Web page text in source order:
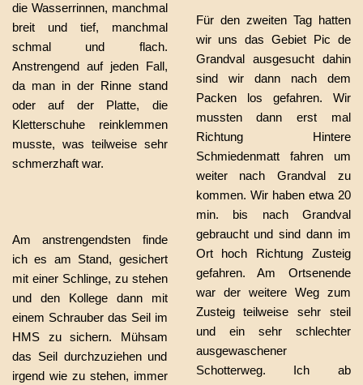
die Wasserrinnen, manchmal
breit und tief, manchmal
schmal und flach.
Anstrengend auf jeden Fall,
da man in der Rinne stand
oder auf der Platte, die
Kletterschuhe reinklemmen
musste, was teilweise sehr
schmerzhaft war.
Am anstrengendsten finde
ich es am Stand, gesichert
mit einer Schlinge, zu stehen
und den Kollege dann mit
einem Schrauber das Seil im
HMS zu sichern. Mühsam
das Seil durchzuziehen und
irgend wie zu stehen, immer
Für den zweiten Tag hatten
wir uns das Gebiet Pic de
Grandval ausgesucht dahin
sind wir dann nach dem
Packen los gefahren. Wir
mussten dann erst mal
Richtung Hintere
Schmiedenmatt fahren um
weiter nach Grandval zu
kommen. Wir haben etwa 20
min. bis nach Grandval
gebraucht und sind dann im
Ort hoch Richtung Zusteig
gefahren. Am Ortsenende
war der weitere Weg zum
Zusteig teilweise sehr steil
und ein sehr schlechter
ausgewaschener
Schotterweg. Ich ab